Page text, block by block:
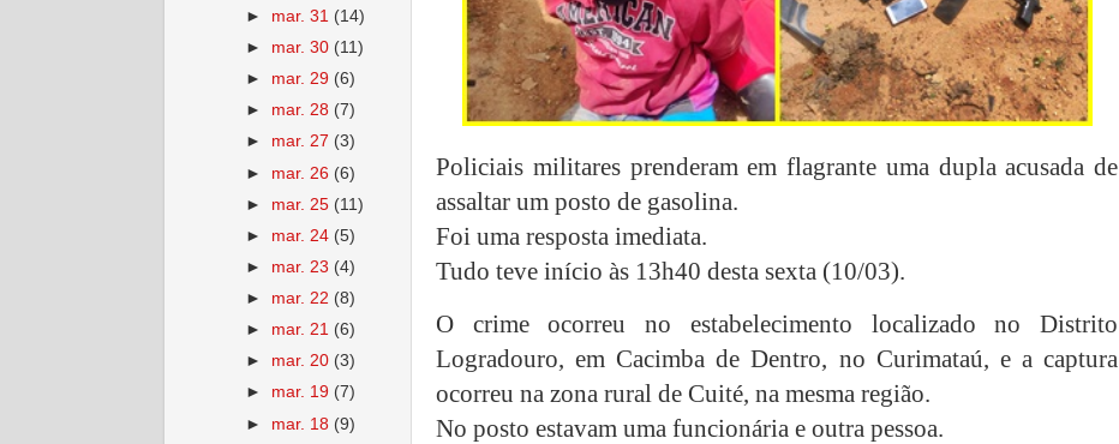
Policiais militares prenderam em flagrante uma dupla acusada de
assaltar um posto de gasolina.
Foi uma resposta imediata.
Tudo teve início às 13h40 desta sexta (10/03).
O crime ocorreu no estabelecimento localizado no Distrito
Logradouro, em Cacimba de Dentro, no Curimataú, e a captura
ocorreu na zona rural de Cuité, na mesma região.
No posto estavam uma funcionária e outra pessoa.
► mar. 31 (14)
► mar. 30 (11)
► mar. 29 (6)
► mar. 28 (7)
► mar. 27 (3)
► mar. 26 (6)
► mar. 25 (11)
► mar. 24 (5)
► mar. 23 (4)
► mar. 22 (8)
► mar. 21 (6)
► mar. 20 (3)
► mar. 19 (7)
► mar. 18 (9)